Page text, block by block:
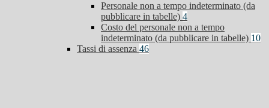
Personale non a tempo indeterminato (da
pubblicare in tabelle) 4
Costo del personale non a tempo
indeterminato (da pubblicare in tabelle) 10
Tassi di assenza 46